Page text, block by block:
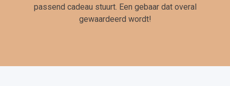
passend cadeau stuurt. Een gebaar dat overal
gewaardeerd wordt!